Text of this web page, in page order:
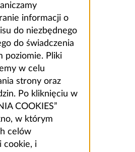
informacji o
do niezbędnego
do świadczenia
poziomie. Pliki
w celu
strony oraz
Po kliknięciu w
COOKIES”
w którym
celów
cookie, i